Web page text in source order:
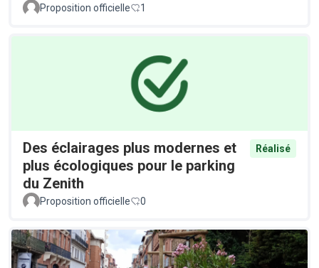
Proposition officielle 1
Des éclairages plus modernes et
plus écologiques pour le parking
du Zenith
Réalisé
Proposition officielle 0